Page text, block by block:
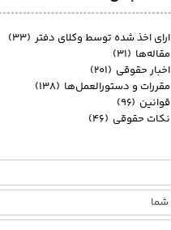
ارای اخذ شده توسط وکلای دفتر (۳۳)
مقاله‌ها (۳۱)
اخبار حقوقی (۲۰۱)
مقررات و دستورالعمل‌ها (۱۳۸)
قوانین (۹۶)
نکات حقوقی (۴۶)